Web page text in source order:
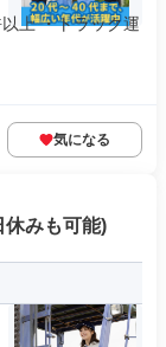
上 ・トラック運
気になる
休みも可能)